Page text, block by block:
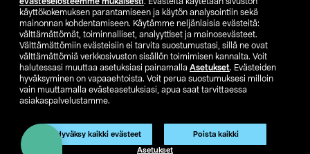
käyttökokemuksen parantamiseen ja käytön analysointiin sekä
mainonnan kohdentamiseen. Käytämme neljänlaisia evästeitä:
välttämättömät, toiminnalliset, analyyttiset ja mainosevästeet.
Välttämättömiin evästeisiin ei tarvita suostumustasi, sillä ne ovat
välttämättömiä verkkosivuston sisällön toimimisen kannalta. Voit
halutessasi muuttaa asetuksiasi painamalla Asetukset. Evästeiden
hyväksyminen on vapaaehtoista. Voit perua suostumuksesi milloin
vain muuttamalla evästeasetuksiasi, apua saat tarvittaessa
asiakaspalvelustamme.
Hyväksy kaikki evästeet Poista kaikki
Asetukset
Tuote on poistunut
Tuotenro: 50-39
FI SV
Näytä hinnat ilman ALV:a